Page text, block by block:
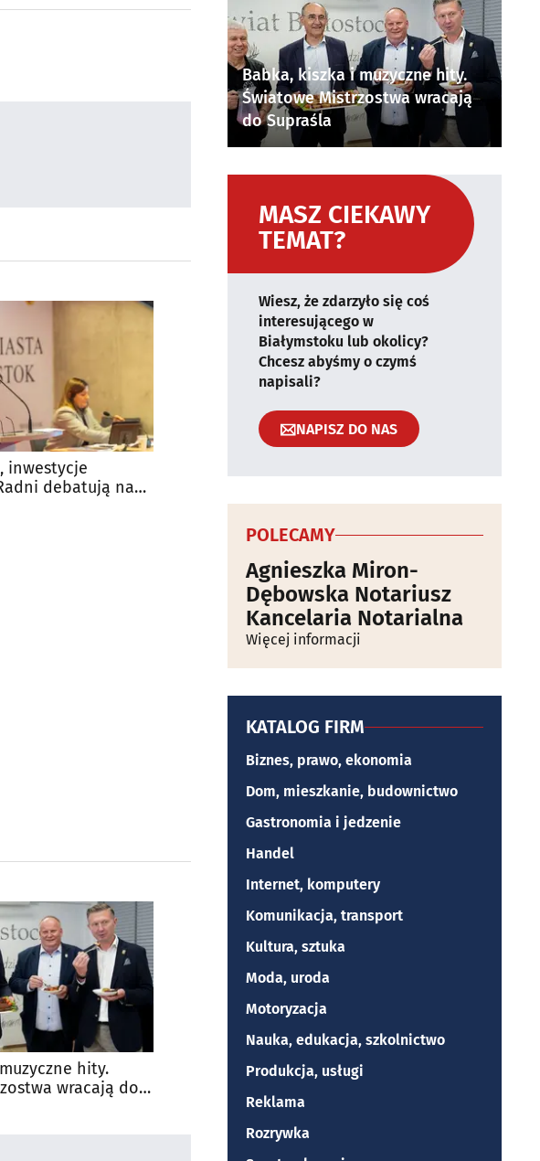
inwestycje
debatują nad
hity.
wracają do
Babka, kiszka i muzyczne hity.
Światowe Mistrzostwa wracają
do Supraśla
MASZ CIEKAWY
TEMAT?
Wiesz, że zdarzyło się coś
interesującego w
Białymstoku lub okolicy?
Chcesz abyśmy o czymś
napisali?
NAPISZ DO NAS
POLECAMY
Agnieszka Miron-
Dębowska Notariusz
Kancelaria Notarialna
Więcej informacji
KATALOG FIRM
Biznes, prawo, ekonomia
Dom, mieszkanie, budownictwo
Gastronomia i jedzenie
Handel
Internet, komputery
Komunikacja, transport
Kultura, sztuka
Moda, uroda
Motoryzacja
Nauka, edukacja, szkolnictwo
Produkcja, usługi
Reklama
Rozrywka